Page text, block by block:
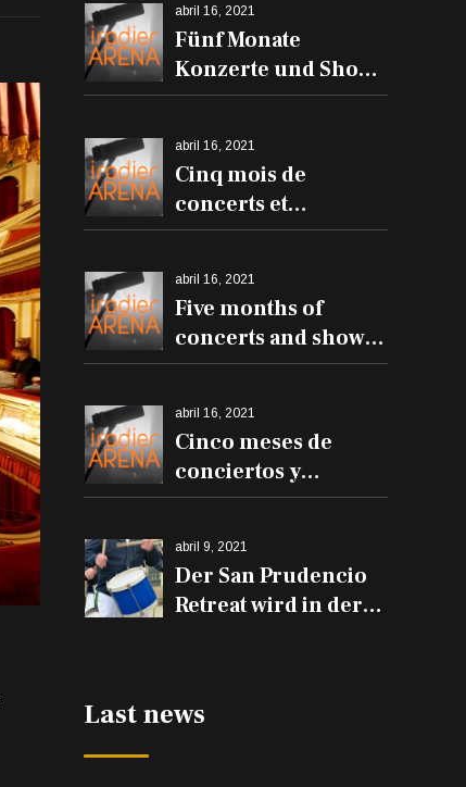
abril 16, 2021
Fünf Monate
Konzerte und Shows
in der Iradier Arena
abril 16, 2021
Cinq mois de
concerts et
spectacles à l'Iradier
abril 16, 2021
Five months of
concerts and shows
at the Iradier Arena
abril 16, 2021
Cinco meses de
conciertos y
espectáculos en el
abril 9, 2021
Der San Prudencio
Retreat wird in der
erklingen
Last news